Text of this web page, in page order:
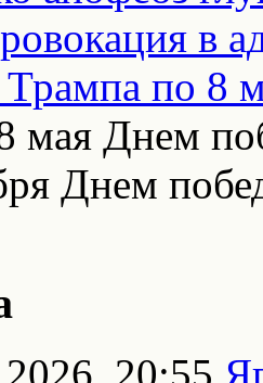
мая Днем
Днем
20:55